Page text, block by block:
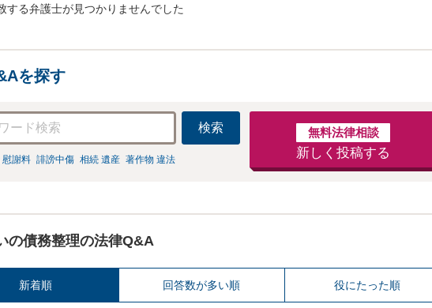
する弁護士が見つかりませんでした
を探す
検索
慰謝料 誹謗中傷 相続 遺産 著作物 違法
無料法律相談
新しく投稿する
の債務整理の法律Q&A
新着順 回答数が多い順 役にたった順